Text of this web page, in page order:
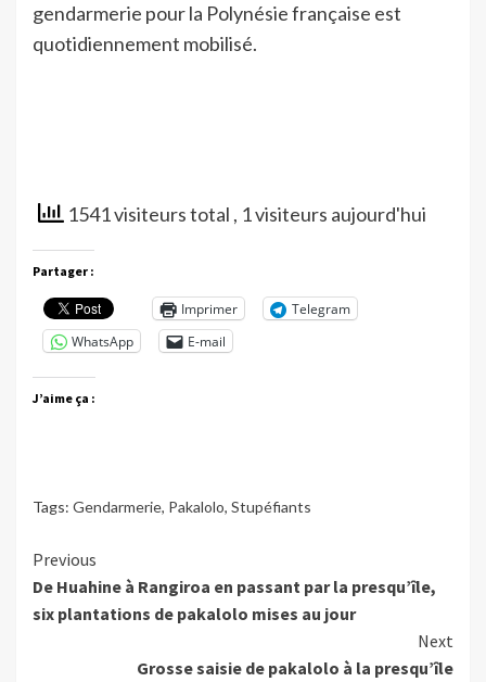
gendarmerie pour la Polynésie française est
quotidiennement mobilisé.
1541 visiteurs total , 1 visiteurs aujourd'hui
Partager :
Imprimer
Telegram
WhatsApp
E-mail
J’aime ça :
Tags: Gendarmerie, Pakalolo, Stupéfiants
Continue
Reading
Previous
De Huahine à Rangiroa en passant par la presqu’île,
six plantations de pakalolo mises au jour
Next
Grosse saisie de pakalolo à la presqu’île